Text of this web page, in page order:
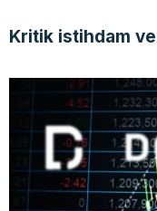
Kritik istihdam